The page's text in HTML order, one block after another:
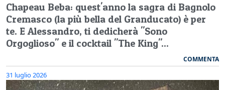
Chapeau Beba: quest'anno la sagra di Bagnolo
Cremasco (la più bella del Granducato) è per
te. E Alessandro, ti dedicherà "Sono
Orgoglioso" e il cocktail "The King"...
COMMENTA
31 luglio 2026